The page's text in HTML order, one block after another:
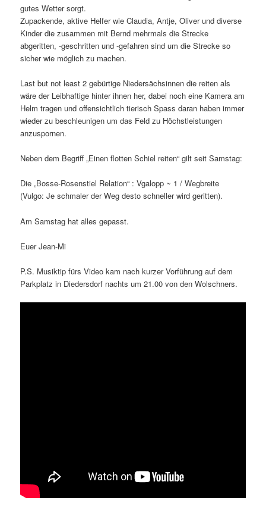
gutes Wetter sorgt.
Zupackende, aktive Helfer wie Claudia, Antje, Oliver und diverse
Kinder die zusammen mit Bernd mehrmals die Strecke
abgeritten, -geschritten und -gefahren sind um die Strecke so
sicher wie möglich zu machen.
Last but not least 2 gebürtige Niedersächsinnen die reiten als
wäre der Leibhaftige hinter ihnen her, dabei noch eine Kamera am
Helm tragen und offensichtlich tierisch Spass daran haben immer
wieder zu beschleunigen um das Feld zu Höchstleistungen
anzuspornen.
Neben dem Begriff „Einen flotten Schiel reiten“ gilt seit Samstag:
Die „Bosse-Rosenstiel Relation“ : Vgalopp ~ 1 / Wegbreite
(Vulgo: Je schmaler der Weg desto schneller wird geritten).
Am Samstag hat alles gepasst.
Euer Jean-Mi
P.S. Musiktip fürs Video kam nach kurzer Vorführung auf dem
Parkplatz in Diedersdorf nachts um 21.00 von den Wolschners.